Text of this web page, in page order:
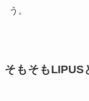
う。
そもそもLIPUS